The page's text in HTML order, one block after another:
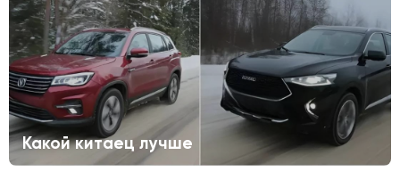
Какой китаец лучше